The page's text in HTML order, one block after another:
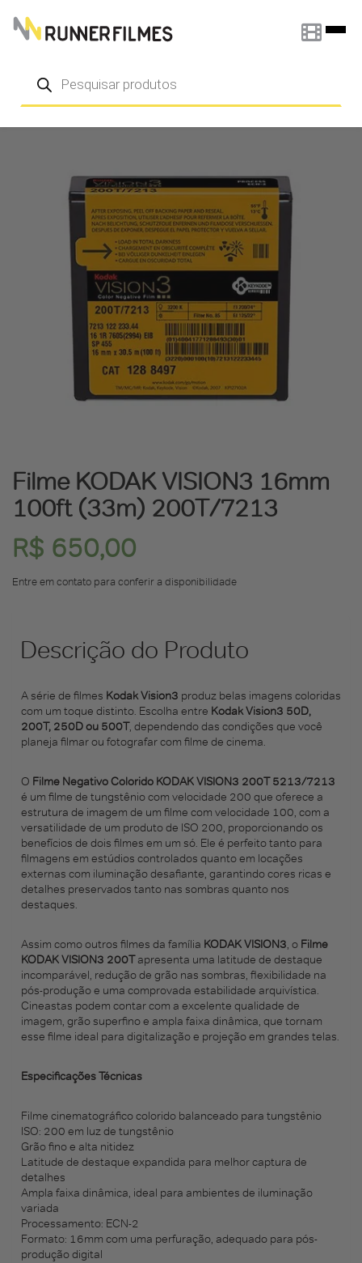
Pular para o conteúdo
produtos
Filme KODAK VISION3 16mm
100ft (33m) 200T/7213
R$ 650,00
Entre em contato para conferir a disponibilidade
Descrição do Produto
A série de filmes Kodak Vision3 produz belas imagens coloridas
com um toque distinto. Escolha entre Kodak Vision3 50D,
200T, 250D ou 500T, dependendo das condições que você
planeja filmar ou fotografar com filme de cinema.
O Filme Negativo Colorido KODAK VISION3 200T 5213/7213
é um filme de tungstênio com velocidade 200 que oferece a
estrutura de imagem de um filme com velocidade 100, com a
versatilidade de um produto de ISO 200, proporcionando os
benefícios de dois filmes em um só. Ele é perfeito tanto para
filmagens em estúdios controlados quanto em locações
externas com iluminação desafiante, garantindo cores ricas e
detalhes preservados tanto nas sombras quanto nos
destaques.
Assim como outros filmes da família KODAK VISION3, o Filme
KODAK VISION3 200Tapresenta uma latitude de destaque
incomparável, redução de grão nas sombras, flexibilidade na
pós-produção e uma comprovada estabilidade arquivística.
Cineastas podem contar com a excelente qualidade de
imagem, grão superfino e ampla faixa dinâmica, que tornam
esse filme ideal para digitalização e projeção em grandes telas.
Especificações Técnicas
Filme cinematográfico colorido balanceado para tungstênio
ISO: 200 em luz de tungstênio
Grão fino e alta nitidez
Latitude de destaque expandida para melhor captura de
detalhes
Ampla faixa dinâmica, ideal para ambientes de iluminação
variada
Processamento: ECN-2
Formato: 16mm com uma perfuração, adequado para pós-
produção digital